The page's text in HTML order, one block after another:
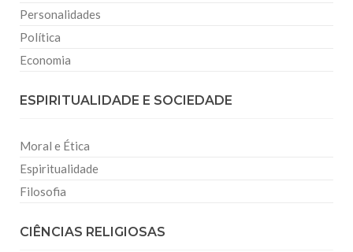
Personalidades
Política
Economia
ESPIRITUALIDADE E SOCIEDADE
Moral e Ética
Espiritualidade
Filosofia
CIÊNCIAS RELIGIOSAS